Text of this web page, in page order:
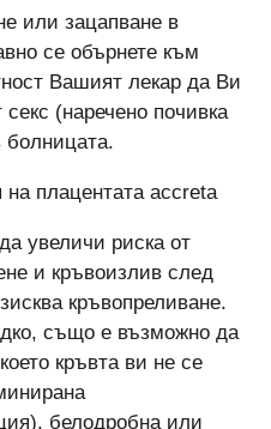
или зацапване в
се обърнете към
Вашият лекар да Ви
(наречено почивка
болницата.
плацентата accreta
увеличи риска от
и кръвоизлив след
кръвопреливане.
също е възможно да
кръвта ви не се
белодробна или